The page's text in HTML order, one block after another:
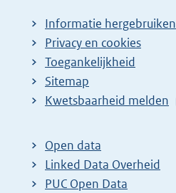
Informatie hergebruiken
Privacy en cookies
Toegankelijkheid
Sitemap
E
t
e
r
Kwetsbaarheid melden
Open data
Linked Data Overheid
PUC Open Data